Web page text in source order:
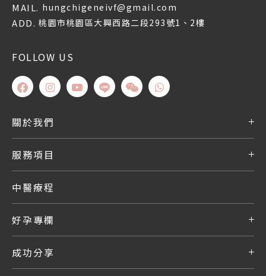
MAIL. hungchigeneivf@gmail.com
ADD. 桃園市桃園區大興西路二段293號1、2樓
FOLLOW US
關於我們
服務項目
中醫療程
好孕專欄
成功分享